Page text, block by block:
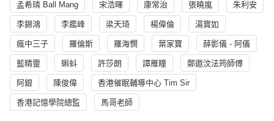
孟希璘 Ball Mang 宋浩暉 康常治 張曉嵐 朱利安
李錦鴻 李鑑峰 梁天琦 楊偉倫 湯寳如
瘋中三子 羅倫斯 羅海憫 葉家寶 薛影儀 - 阿儀
藍精靈 蝌蚪 許莎朗 譚雁瞳 鄭遨汶法筠師傅
阿銀 陳俊偉 香港催眠輔導中心 Tim Sir
香港記憶學院總監 馬哥老師